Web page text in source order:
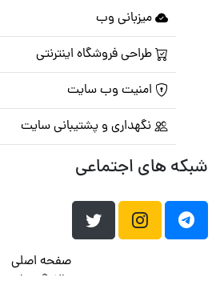
میزبانی وب
طراحی فروشگاه اینترنتی
امنیت وب سایت
نگهداری و پشتیبانی سایت
شبکه های اجتماعی
صفحه اصلی
تالار گفتمان